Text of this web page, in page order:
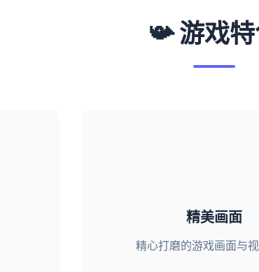
📯 游戏
精美画面
精心打磨的游戏画面与